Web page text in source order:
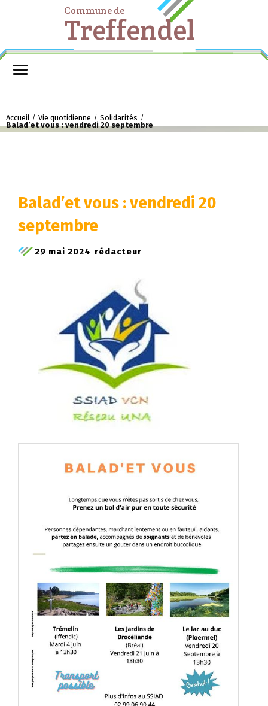
Commune de
Treffendel
Accueil / Vie quotidienne / Solidarités /
Balad’et vous : vendredi 20 septembre
Balad’et vous : vendredi 20
septembre
29 mai 2024 rédacteur